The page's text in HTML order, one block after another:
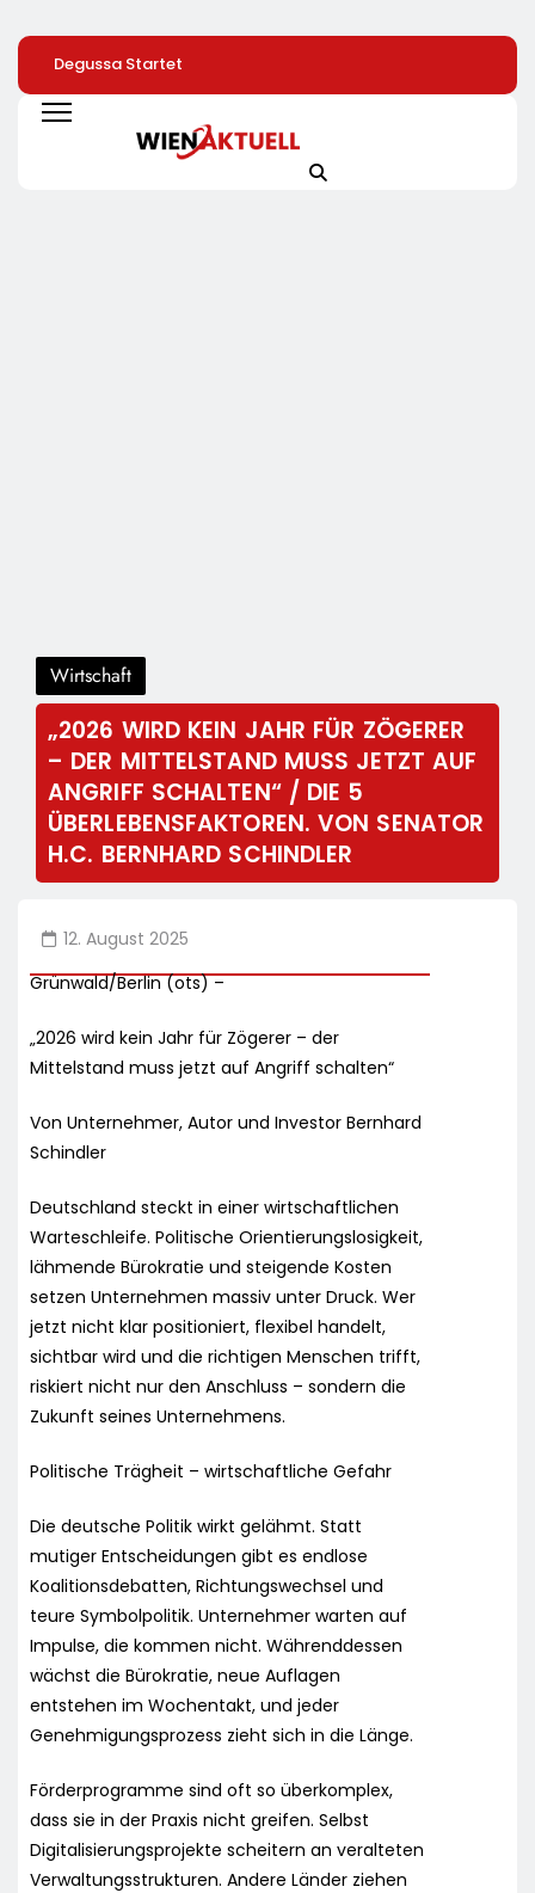
Degussa Startet
Smarte,
Generationsübergreifende
Kampagne Für
Leistungsminderungen
Dem Vorjahr
Gestiegen / BA-
Verbraucher Das
Wirtschaft
„2026 WIRD KEIN JAHR FÜR ZÖGERER
– DER MITTELSTAND MUSS JETZT AUF
ANGRIFF SCHALTEN“ / DIE 5
ÜBERLEBENSFAKTOREN. VON SENATOR
H.C. BERNHARD SCHINDLER
12. August 2025
Grünwald/Berlin (ots) –
„2026 wird kein Jahr für Zögerer – der
Mittelstand muss jetzt auf Angriff schalten“
Von Unternehmer, Autor und Investor Bernhard
Schindler
Deutschland steckt in einer wirtschaftlichen
Warteschleife. Politische Orientierungslosigkeit,
lähmende Bürokratie und steigende Kosten
setzen Unternehmen massiv unter Druck. Wer
jetzt nicht klar positioniert, flexibel handelt,
sichtbar wird und die richtigen Menschen trifft,
riskiert nicht nur den Anschluss – sondern die
Zukunft seines Unternehmens.
Politische Trägheit – wirtschaftliche Gefahr
Die deutsche Politik wirkt gelähmt. Statt
mutiger Entscheidungen gibt es endlose
Koalitionsdebatten, Richtungswechsel und
teure Symbolpolitik. Unternehmer warten auf
Impulse, die kommen nicht. Währenddessen
wächst die Bürokratie, neue Auflagen
entstehen im Wochentakt, und jeder
Genehmigungsprozess zieht sich in die Länge.
Förderprogramme sind oft so überkomplex,
dass sie in der Praxis nicht greifen. Selbst
Digitalisierungsprojekte scheitern an veralteten
Verwaltungsstrukturen. Andere Länder ziehen